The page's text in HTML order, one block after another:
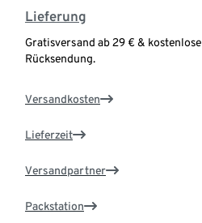
Lieferung
Gratisversand ab 29 € & kostenlose
Rücksendung.
Versandkosten
Lieferzeit
Versandpartner
Packstation